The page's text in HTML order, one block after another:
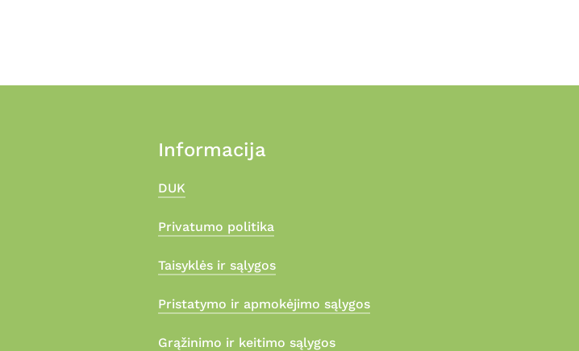
Informacija
DUK
Privatumo politika
Taisyklės ir sąlygos
Pristatymo ir apmokėjimo sąlygos
Grąžinimo ir keitimo sąlygos